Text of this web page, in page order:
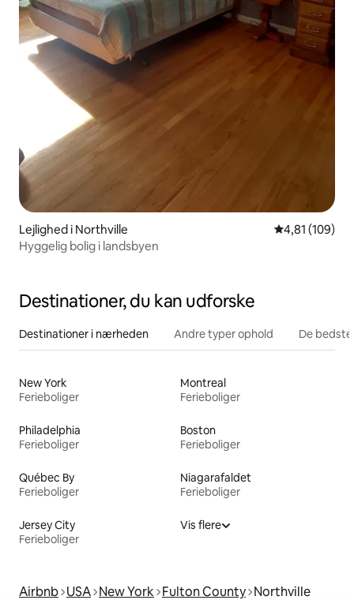
Lejlighed i Northville 4,81 ud af 5 i
4,81 (109)
Hyggelig bolig i landsbyen
Destinationer, du kan udforske
Destinationer i nærheden Andre typer ophold De
New York
Ferieboliger
Montreal
Ferieboliger
Philadelphia
Ferieboliger
Boston
Ferieboliger
Québec By
Ferieboliger
Niagarafaldet
Ferieboliger
Jersey City
Ferieboliger
Vis flere
Airbnb USA New York Fulton County Northville